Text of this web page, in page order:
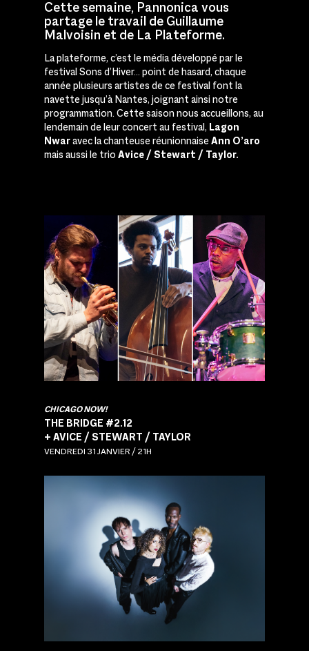
Cette semaine, Pannonica vous
partage le travail de Guillaume
Malvoisin et de La Plateforme.
La plateforme, c’est le média développé par le
festival Sons d’Hiver… point de hasard, chaque
année plusieurs artistes de ce festival font la
navette jusqu’à Nantes, joignant ainsi notre
programmation. Cette saison nous accueillons, au
lendemain de leur concert au festival, Lagon
Nwaravec la chanteuse réunionnaiseAnn O’aro
mais aussi le trio Avice / Stewart / Taylor.
CHICAGO NOW!
THE BRIDGE #2.12
+ AVICE / STEWART / TAYLOR
VENDREDI 31 JANVIER / 21H